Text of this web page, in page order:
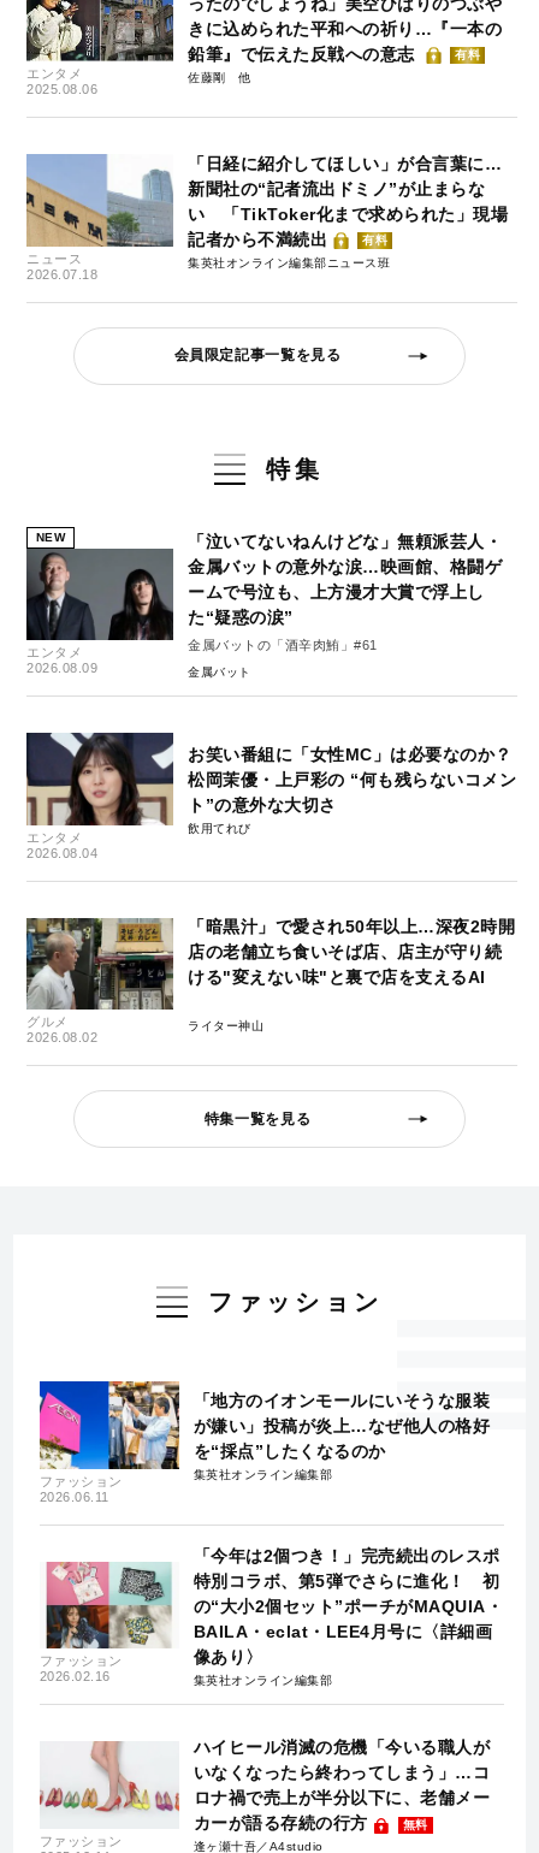
エンタメ
2025.08.06
ったのでしょうね」美空ひばりのつぶや
きに込められた平和への祈り…『一本の
鉛筆』で伝えた反戦への意志
有料
佐藤剛
ニュース
2026.07.18
「日経に紹介してほしい」が合言葉に…
新聞社の“記者流出ドミノ”が止まらな
い 「TikToker化まで求められた」現場
記者から不満続出
有料
集英社オンライン編集部ニュース班
会員限定記事一覧を見る
特集
NEW
エンタメ
2026.08.09
「泣いてないねんけどな」無頼派芸人・
金属バットの意外な涙…映画館、格闘ゲ
ームで号泣も、上方漫才大賞で浮上し
た“疑惑の涙”
金属バットの「酒辛肉鮪」#61
金属バット
エンタメ
2026.08.04
お笑い番組に「女性MC」は必要なのか？
松岡茉優・上戸彩の “何も残らないコメン
ト”の意外な大切さ
飲用てれび
グルメ
2026.08.02
「暗黒汁」で愛され50年以上…深夜2時開
店の老舗立ち食いそば店、店主が守り続
ける"変えない味"と裏で店を支えるAI
ライター神山
特集一覧を見る
ファッション
ファッション
2026.06.11
「地方のイオンモールにいそうな服装
が嫌い」投稿が炎上…なぜ他人の格好
を“採点”したくなるのか
集英社オンライン編集部
ファッション
2026.02.16
「今年は2個つき！」完売続出のレスポ
特別コラボ、第5弾でさらに進化！ 初
の“大小2個セット”ポーチがMAQUIA・
BAILA・eclat・LEE4月号に〈詳細画
像あり〉
集英社オンライン編集部
ファッション
ハイヒール消滅の危機「今いる職人が
いなくなったら終わってしまう」…コ
ロナ禍で売上が半分以下に、老舗メー
カーが語る存続の行方
無料
逢ヶ瀬十吾／A4studio